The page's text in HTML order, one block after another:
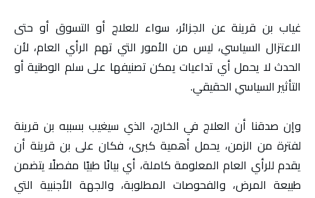
غياب بن قرينة عن الجزائر، سواء للعلاج أو التسوق أو حتى
الاعتزال السياسي، ليس من الأمور التي تهم الرأي العام، لأن
الحدث لا يحمل أي تداعيات يمكن تصنيفها على سلم الوطنية أو
التأثير السياسي الحقيقي.
وإن صدقنا أن العلاج في الخارج، الذي سيغيب بسببه بن قرينة
لفترة من الزمن، يحمل أهمية كبرى، فكان على بن قرينة أن
يقدم للرأي العام المعلومة كاملة، أي بيانًا طبيًا مفصلًا يتضمن
طبيعة المرض، والفحوصات المطلوبة، والجهة الأجنبية التي